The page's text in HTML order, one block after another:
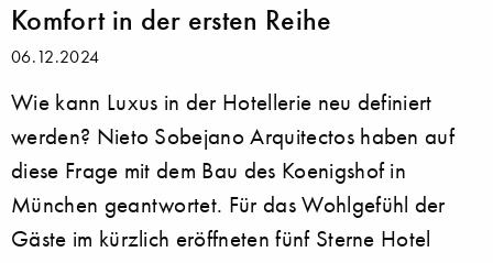
Komfort in der ersten Reihe
06.12.2024
Wie kann Luxus in der Hotellerie neu definiert
werden? Nieto Sobejano Arquitectos haben auf
diese Frage mit dem Bau des Koenigshof in
München geantwortet. Für das Wohlgefühl der
Gäste im kürzlich eröffneten fünf Sterne Hotel